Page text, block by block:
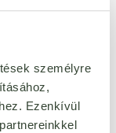
személyre
Ezenkívül